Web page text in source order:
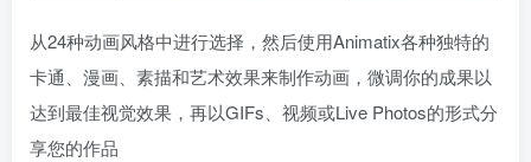
从24种动画风格中进行选择，然后使用Animatix各种独特的
卡通、漫画、素描和艺术效果来制作动画，微调你的成果以
达到最佳视觉效果，再以GIFs、视频或Live Photos的形式分
享您的作品